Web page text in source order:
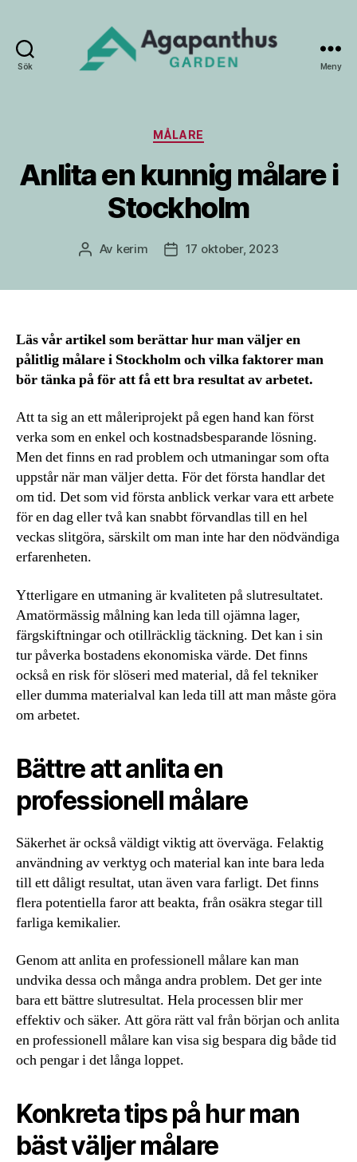
Sök Meny
Kategorier
MÅLARE
Anlita en kunnig målare i
Stockholm
Inläggsförfattare
Av kerim Inläggsdatum
17 oktober, 2023
Läs vår artikel som berättar hur man väljer en
pålitlig målare i Stockholm och vilka faktorer man
bör tänka på för att få ett bra resultat av arbetet.
Att ta sig an ett måleriprojekt på egen hand kan först
verka som en enkel och kostnadsbesparande lösning.
Men det finns en rad problem och utmaningar som ofta
uppstår när man väljer detta. För det första handlar det
om tid. Det som vid första anblick verkar vara ett arbete
för en dag eller två kan snabbt förvandlas till en hel
veckas slitgöra, särskilt om man inte har den nödvändiga
erfarenheten.
Ytterligare en utmaning är kvaliteten på slutresultatet.
Amatörmässig målning kan leda till ojämna lager,
färgskiftningar och otillräcklig täckning. Det kan i sin
tur påverka bostadens ekonomiska värde. Det finns
också en risk för slöseri med material, då fel tekniker
eller dumma materialval kan leda till att man måste göra
om arbetet.
Bättre att anlita en
professionell målare
Säkerhet är också väldigt viktig att överväga. Felaktig
användning av verktyg och material kan inte bara leda
till ett dåligt resultat, utan även vara farligt. Det finns
flera potentiella faror att beakta, från osäkra stegar till
farliga kemikalier.
Genom att anlita en professionell målare kan man
undvika dessa och många andra problem. Det ger inte
bara ett bättre slutresultat. Hela processen blir mer
effektiv och säker. Att göra rätt val från början och anlita
en professionell målare kan visa sig bespara dig både tid
och pengar i det långa loppet.
Konkreta tips på hur man
bäst väljer målare